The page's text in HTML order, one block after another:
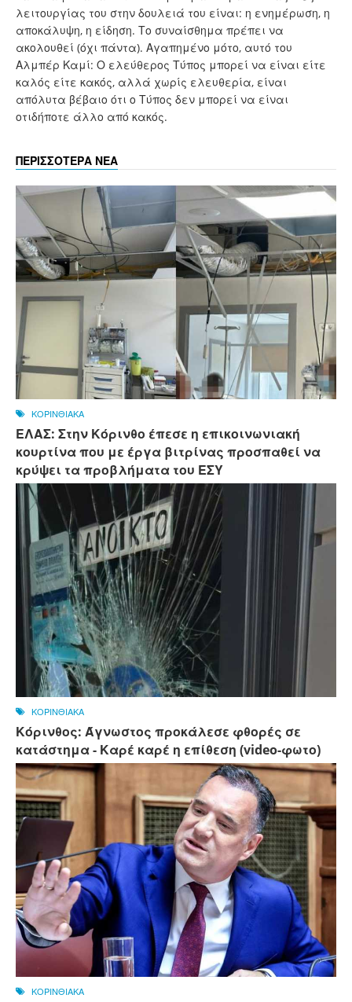
λειτουργίας του στην δουλειά του είναι: η ενημέρωση, η
αποκάλυψη, η είδηση. Το συναίσθημα πρέπει να
ακολουθεί (όχι πάντα). Αγαπημένο μότο, αυτό του
Αλμπέρ Καμί: Ο ελεύθερος Τύπος μπορεί να είναι είτε
καλός είτε κακός, αλλά χωρίς ελευθερία, είναι
απόλυτα βέβαιο ότι ο Τύπος δεν μπορεί να είναι
οτιδήποτε άλλο από κακός.
ΠΕΡΙΣΣΟΤΕΡΑ ΝΕΑ
ΚΟΡΙΝΘΙΑΚΑ
ΕΛΑΣ: Στην Κόρινθο έπεσε η επικοινωνιακή
κουρτίνα που με έργα βιτρίνας προσπαθεί να
κρύψει τα προβλήματα του ΕΣΥ
ΚΟΡΙΝΘΙΑΚΑ
Κόρινθος: Άγνωστος προκάλεσε φθορές σε
κατάστημα - Καρέ καρέ η επίθεση (video-φωτο)
ΚΟΡΙΝΘΙΑΚΑ